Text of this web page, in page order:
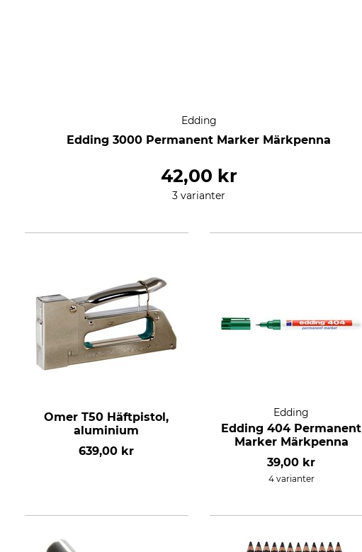
Edding
Edding 3000 Permanent Marker Märkpenna
42,00 kr
3 varianter
Omer T50 Häftpistol,
aluminium
639,00 kr
Edding
Edding 404 Permanent
Marker Märkpenna
39,00 kr
4 varianter